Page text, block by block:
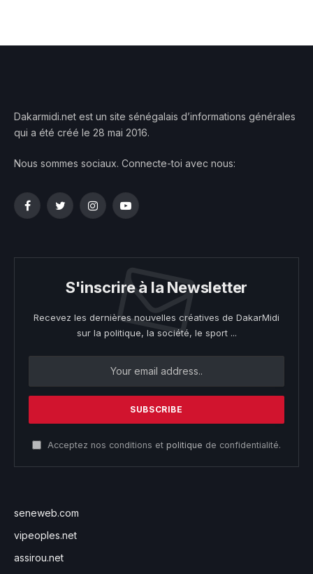
Dakarmidi.net est un site sénégalais d’informations générales
qui a été créé le 28 mai 2016.
Nous sommes sociaux. Connecte-toi avec nous:
FacebookTwitterInstagramYouTube
S'inscrire à la Newsletter
Recevez les dernières nouvelles créatives de DakarMidi
sur la politique, la société, le sport ...
Acceptez nos conditions et politique de confidentialité.
seneweb.com
vipeoples.net
assirou.net